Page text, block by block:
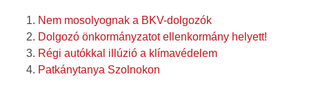
Nem mosolyognak a BKV-dolgozók
Dolgozó önkormányzatot ellenkormány helyett!
Régi autókkal illúzió a klímavédelem
Patkánytanya Szolnokon